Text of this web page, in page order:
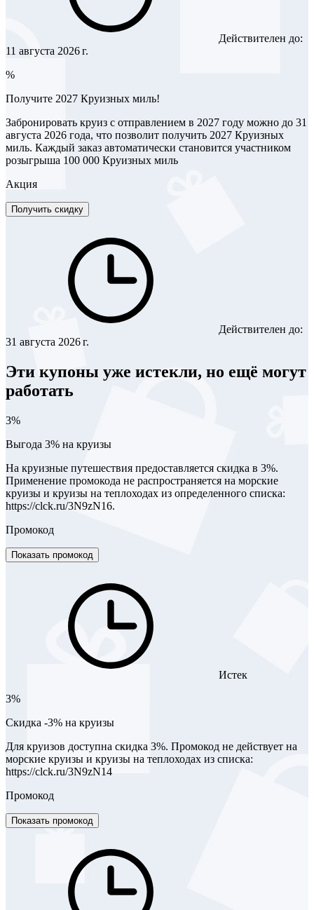
Действителен до:
11 августа 2026 г.
%
Получите 2027 Круизных миль!
Забронировать круиз с отправлением в 2027 году можно до 31
августа 2026 года, что позволит получить 2027 Круизных
миль. Каждый заказ автоматически становится участником
розыгрыша 100 000 Круизных миль
Акция
Получить скидку
Действителен до:
31 августа 2026 г.
Эти купоны уже истекли, но ещё могут
работать
3%
Выгода 3% на круизы
На круизные путешествия предоставляется скидка в 3%.
Применение промокода не распространяется на морские
круизы и круизы на теплоходах из определенного списка:
https://clck.ru/3N9zN16.
Промокод
Показать промокод
Истек
3%
Скидка -3% на круизы
Для круизов доступна скидка 3%. Промокод не действует на
морские круизы и круизы на теплоходах из списка:
https://clck.ru/3N9zN14
Промокод
Показать промокод